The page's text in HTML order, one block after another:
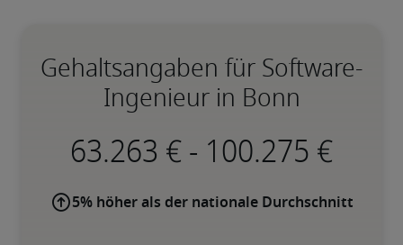
Gehaltsangaben für Software-
Ingenieur in Bonn
-
5% höher als der nationale Durchschnitt